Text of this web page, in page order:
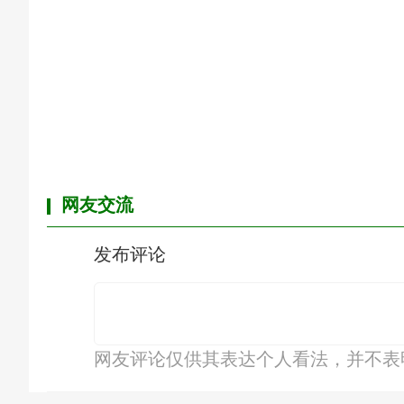
网友交流
发布评论
网友评论仅供其表达个人看法，并不